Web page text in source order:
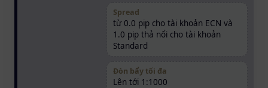
Spread
từ 0.0 pip cho tài khoản ECN và
1.0 pip thả nổi cho tài khoản
Standard
Đòn bẩy tối đa
Lên tới 1:1000